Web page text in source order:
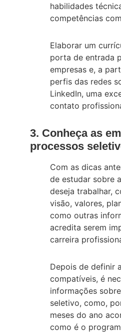
habilidades
competências
Elaborar um
porta de entrada
empresas e, a
perfis das redes
LinkedIn, uma
contato
3. Conheça as
processos
Com as dicas
de estudar sobre
deseja trabalhar,
visão, valores,
como outras
acredita serem
carreira
Depois de definir
compatíveis, é
informações
seletivo, como,
meses do ano
como é o